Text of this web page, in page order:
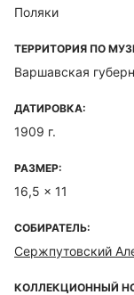
Поляки
ТЕРРИТОРИЯ ПО
Варшавская
ДАТИРОВКА:
1909 г.
РАЗМЕР:
16,5 x 11
СОБИРАТЕЛЬ:
Сержпутовский
КОЛЛЕКЦИОННЫЙ